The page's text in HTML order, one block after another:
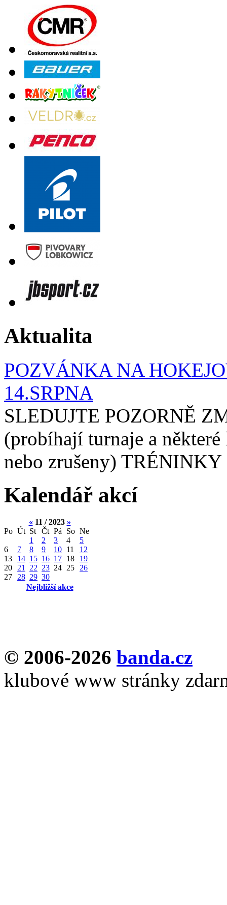
Aktualita
POZVÁNKA NA
14.SRPNA
SLEDUJTE POZORNĚ
(probíhají turnaje a
nebo zrušeny)
Kalendář akcí
«11 / 2023 »
Po Út St Čt Pá So Ne
1
2 3 4
5
6
7 8 9 10 11
12
13
14 15 16 17 18
19
20
21 22 23 24 25
26
27
28 29 30
Nejbližší akce
© 2006-2026 banda.cz
klubové www stránky